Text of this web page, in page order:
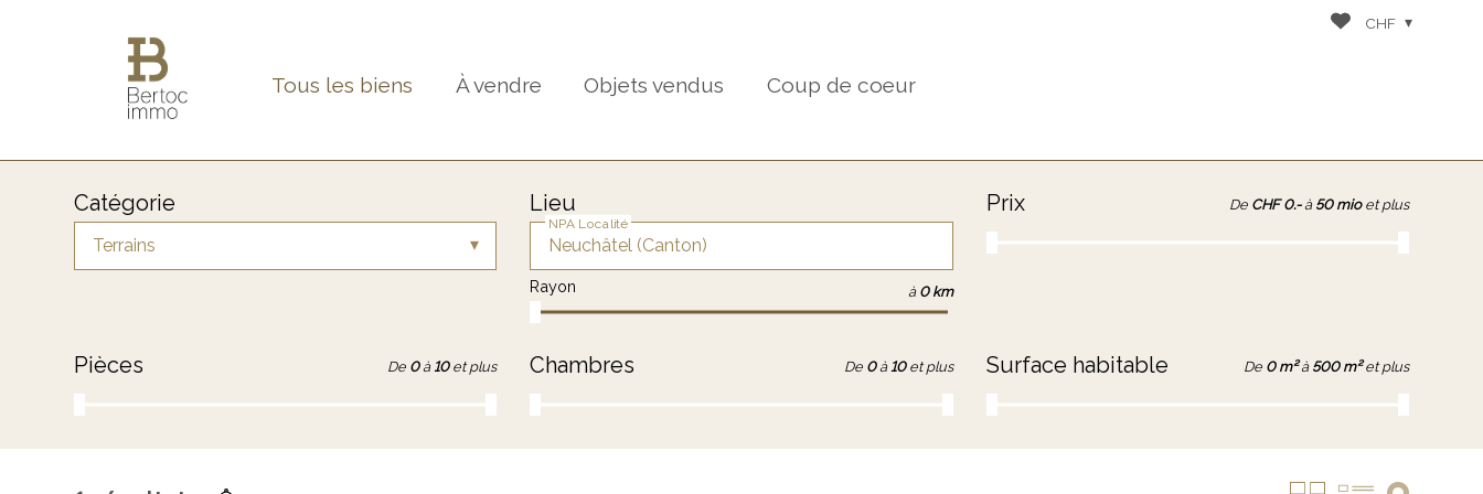
Tous les biens À vendre Objets vendus Coup de coeur
CHF
Catégorie
Terrains
Lieu
NPA Localité
Rayon à 0 km
Prix De CHF 0.- à 50 mio et plus
Pièces De 0 à 10 et plus Chambres De 0 à 10 et plus Surface habitable De 0 m² à 500 m² et plus